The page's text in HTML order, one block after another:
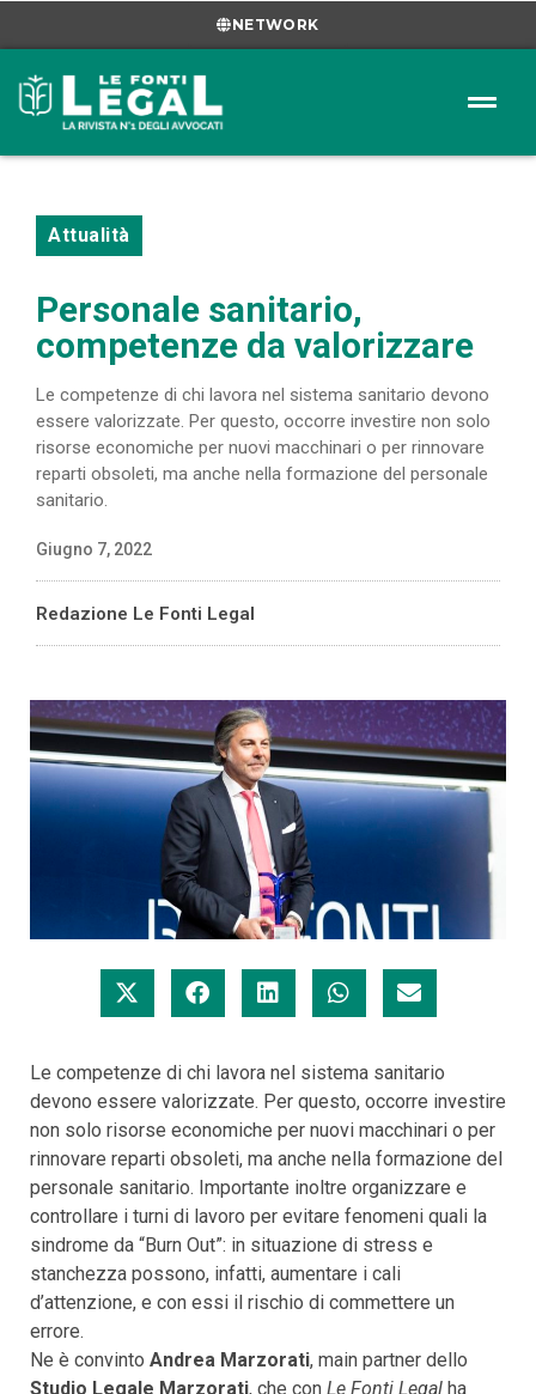
NETWORK
Attualità
Personale sanitario,
competenze da valorizzare
Le competenze di chi lavora nel sistema sanitario devono
essere valorizzate. Per questo, occorre investire non solo
risorse economiche per nuovi macchinari o per rinnovare
reparti obsoleti, ma anche nella formazione del personale
sanitario.
Giugno 7, 2022
Redazione Le Fonti Legal
Le competenze di chi lavora nel sistema sanitario
devono essere valorizzate. Per questo, occorre investire
non solo risorse economiche per nuovi macchinari o per
rinnovare reparti obsoleti, ma anche nella formazione del
personale sanitario. Importante inoltre organizzare e
controllare i turni di lavoro per evitare fenomeni quali la
sindrome da “Burn Out”: in situazione di stress e
stanchezza possono, infatti, aumentare i cali
d’attenzione, e con essi il rischio di commettere un
errore.
Ne è convinto Andrea Marzorati, main partner dello
Studio Legale Marzorati, che con Le Fonti Legal ha